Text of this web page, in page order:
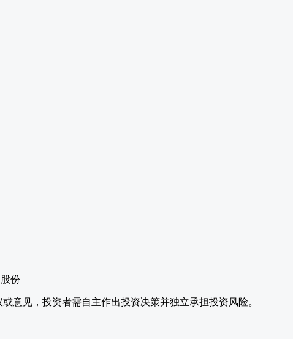
份
意见，投资者需自主作出投资决策并独立承担投资风险。